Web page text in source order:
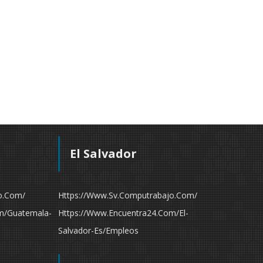
guatemala-
El Salvador
Https://www.sv.computrabajo.com/
Https://www.encuentra24.com/el-
Salvador-Es/empleos